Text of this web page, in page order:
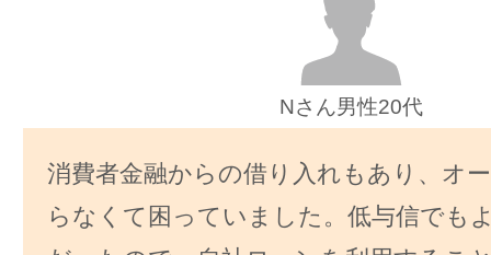
Nさん男性20代
消費者金融からの借り入れもあり、オ
らなくて困っていました。低与信でも